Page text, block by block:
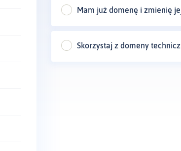
Mam już domenę i zmienię
Skorzystaj z domeny